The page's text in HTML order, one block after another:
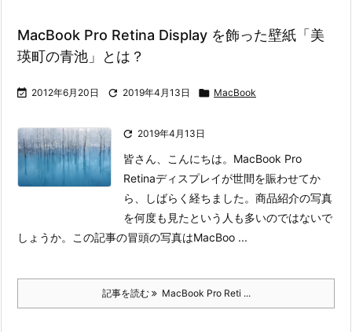
MacBook Pro Retina Display を飾った壁紙「美
瑛町の青池」とは？
 2012年6月20日  2019年4月13日  MacBook
 2019年4月13日
皆さん、こんにちは。MacBook Pro
Retinaディスプレイが世間を賑わせてか
ら、しばらく経ちました。商品紹介の写真
を何度も見たという人も多いのではないで
しょうか。
この記事の冒頭の写真はMacBoo ...
記事を読む MacBook Pro Reti ...